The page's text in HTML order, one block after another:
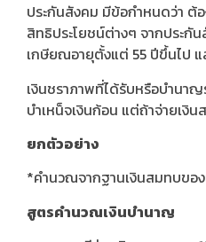
ประกันสังคม มีข้อกำหนดว่า ต้
สิทธิประโยชน์ต่างๆ จากประกั
เกษียณอายุตั้งแต่ 55 ปีขึ้นไป
เงินชราภาพที่ได้รับหรือบำนา
บำเหน็จเงินก้อน แต่ถ้าจ่ายเงิ
ยกตัวอย่าง
*คำนวณจากฐานเงินสมทบขอ
สูตรคำนวณเงินบำนาญ